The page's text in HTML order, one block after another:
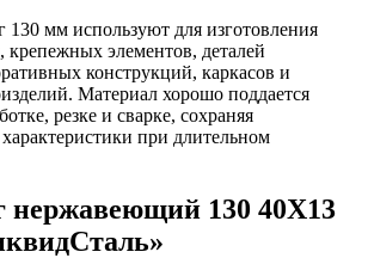
мм используют для изготовления
крепежных элементов, деталей
конструкций, каркасов и
Материал хорошо поддается
резке и сварке, сохраняя
при длительном
нержавеющий 130 40Х13